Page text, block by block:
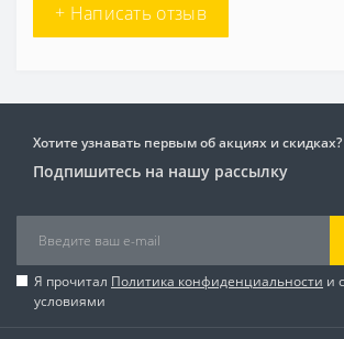
+ Написать отзыв
Хотите узнавать первым об акциях и скидках?
Подпишитесь на нашу рассылку
Я прочитал Политика конфиденциальности и
условиями